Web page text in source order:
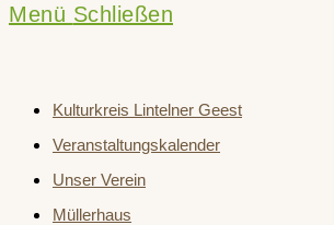
search
panel.
Menü Schließen
Kulturkreis Lintelner Geest
Veranstaltungskalender
Unser Verein
Müllerhaus